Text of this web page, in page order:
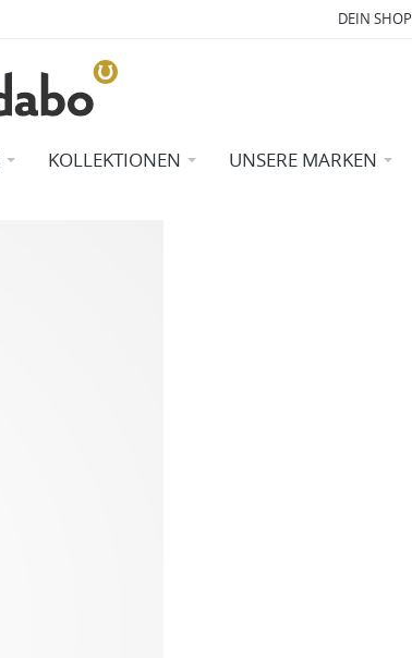
DEIN SHOP
KOLLEKTIONEN UNSERE MARKEN